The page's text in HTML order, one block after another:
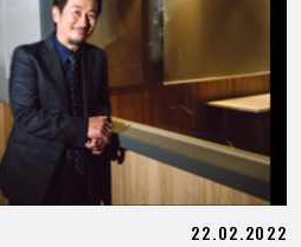
22.02.2022